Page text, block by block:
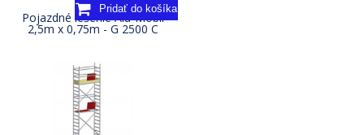
Pojazdné lešenie Alu-Mobil
2,5m x 0,75m - G 2500 C